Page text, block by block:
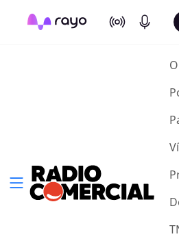
On Air Podcasts